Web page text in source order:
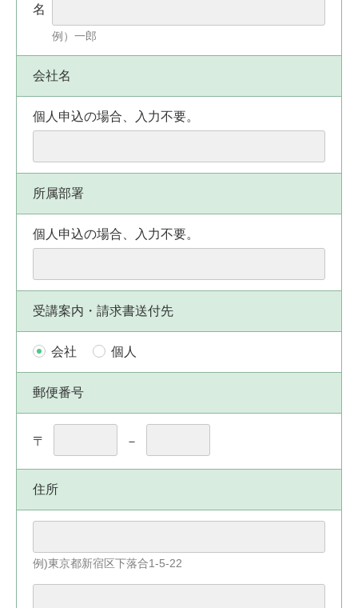
名
例）一郎
会社名
個人申込の場合、入力不要。
所属部署
個人申込の場合、入力不要。
受講案内・請求書送付先
会社 個人
郵便番号
〒 －
住所
例)東京都新宿区下落合1-5-22